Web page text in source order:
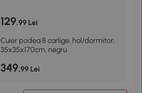
129,99 Lei
Cuier podea 8 carlige, hol/dormitor,
35x35x170cm, negru
349,99 Lei